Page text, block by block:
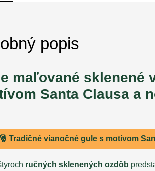
popis
maľované sklenené
Santa Clausa a
🎅 Tradičné vianočné gules motívom
ručných sklenených ozdôb